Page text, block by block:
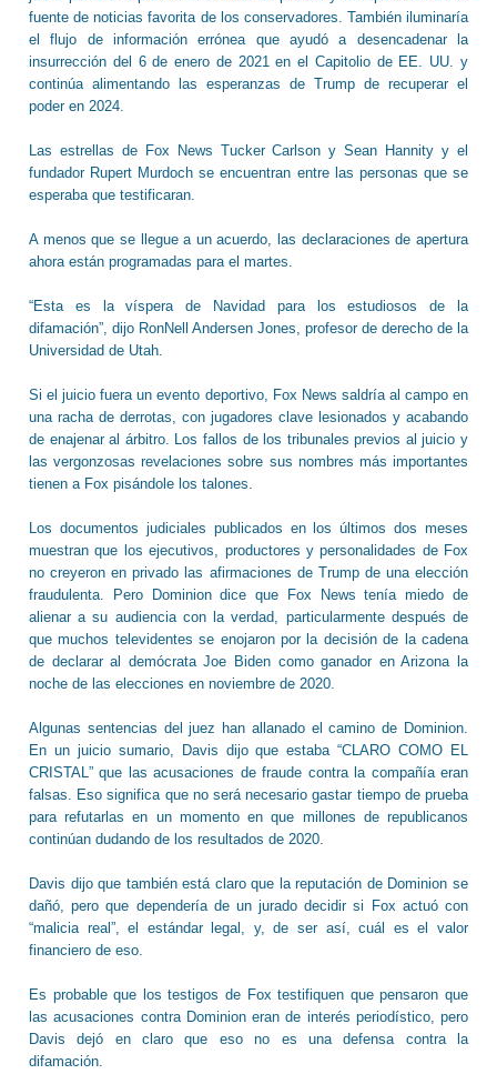
fuente de noticias favorita de los conservadores. También iluminaría
el flujo de información errónea que ayudó a desencadenar la
insurrección del 6 de enero de 2021 en el Capitolio de EE. UU. y
continúa alimentando las esperanzas de Trump de recuperar el
poder en 2024.
Las estrellas de Fox News Tucker Carlson y Sean Hannity y el
fundador Rupert Murdoch se encuentran entre las personas que se
esperaba que testificaran.
A menos que se llegue a un acuerdo, las declaraciones de apertura
ahora están programadas para el martes.
“Esta es la víspera de Navidad para los estudiosos de la
difamación”, dijo RonNell Andersen Jones, profesor de derecho de la
Universidad de Utah.
Si el juicio fuera un evento deportivo, Fox News saldría al campo en
una racha de derrotas, con jugadores clave lesionados y acabando
de enajenar al árbitro. Los fallos de los tribunales previos al juicio y
las vergonzosas revelaciones sobre sus nombres más importantes
tienen a Fox pisándole los talones.
Los documentos judiciales publicados en los últimos dos meses
muestran que los ejecutivos, productores y personalidades de Fox
no creyeron en privado las afirmaciones de Trump de una elección
fraudulenta. Pero Dominion dice que Fox News tenía miedo de
alienar a su audiencia con la verdad, particularmente después de
que muchos televidentes se enojaron por la decisión de la cadena
de declarar al demócrata Joe Biden como ganador en Arizona la
noche de las elecciones en noviembre de 2020.
Algunas sentencias del juez han allanado el camino de Dominion.
En un juicio sumario, Davis dijo que estaba “CLARO COMO EL
CRISTAL” que las acusaciones de fraude contra la compañía eran
falsas. Eso significa que no será necesario gastar tiempo de prueba
para refutarlas en un momento en que millones de republicanos
continúan dudando de los resultados de 2020.
Davis dijo que también está claro que la reputación de Dominion se
dañó, pero que dependería de un jurado decidir si Fox actuó con
“malicia real”, el estándar legal, y, de ser así, cuál es el valor
financiero de eso.
Es probable que los testigos de Fox testifiquen que pensaron que
las acusaciones contra Dominion eran de interés periodístico, pero
Davis dejó en claro que eso no es una defensa contra la
difamación.